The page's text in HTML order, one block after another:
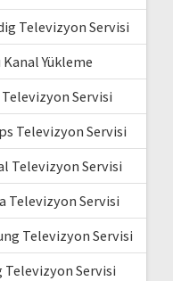
Televizyon Servisi
Yükleme
Servisi
Televizyon Servisi
Televizyon Servisi
Televizyon Servisi
Televizyon Servisi
Televizyon Servisi